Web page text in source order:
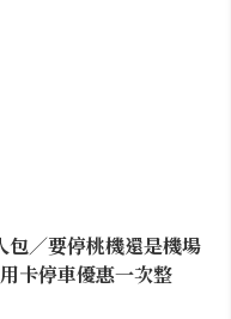
／要停桃機還是機場
卡停車優惠一次整